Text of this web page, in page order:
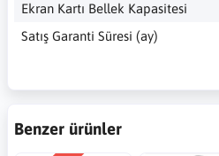
Ekran Kartı Bellek Kapasitesi
Satış Garanti Süresi (ay)
Benzer ürünler